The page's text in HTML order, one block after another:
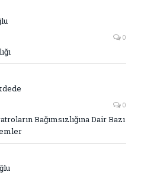
0
0
Bağımsızlığına Dair Bazı